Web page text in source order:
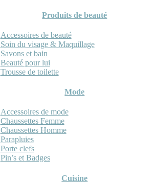
Produits de beauté
Accessoires de beauté
Soin du visage & Maquillage
Savons et bain
Beauté pour lui
Trousse de toilette
Mode
Accessoires de mode
Chaussettes Femme
Chaussettes Homme
Parapluies
Porte clefs
Pin’s et Badges
Cuisine